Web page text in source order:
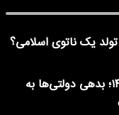
یک ناتوی اسلامی؟
رکوردزنی بدهی دولت در ۱۴۰۴؛ بدهی دولتی‌ها به